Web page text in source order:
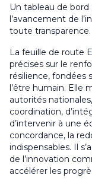
Un tableau de bord
l’avancement de
toute transparence.
La feuille de route
précises sur le
résilience, fondées
l’être humain. Elle
autorités
coordination,
d’intervenir à une
concordance, la
indispensables. Il
de l’innovation
accélérer les